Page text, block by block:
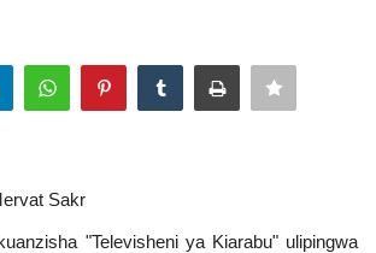
Sakr
"Televisheni ya Kiarabu" ulipingwa